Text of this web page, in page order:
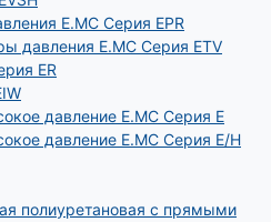
E.MC Серия EPR
давления E.MC Серия ETV
ER
давление E.MC Серия E
давление E.MC Серия E/H
полиуретановая с прямыми